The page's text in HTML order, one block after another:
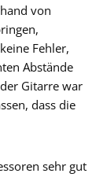
von
Fehler,
Abstände
Gitarre war
dass die
sehr gut